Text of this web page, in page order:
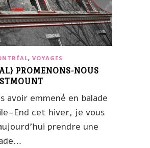
, VOYAGES
PROMENONS-NOUS
avoir emmené en balade
End cet hiver, je vous
prendre une